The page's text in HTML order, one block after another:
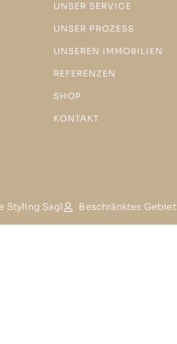
UNSER SERVICE
UNSER PROZESS
UNSEREN IMMOBILIEN
REFERENZEN
SHOP
KONTAKT
Styling Sagl Beschränktes Gebiet